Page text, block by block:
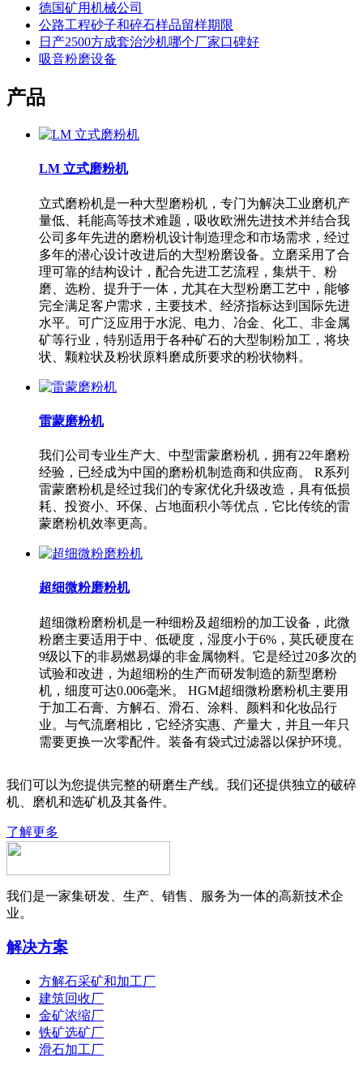
德国矿用机械公司
公路工程砂子和碎石样品留样期限
日产2500方成套治沙机哪个厂家口碑好
吸音粉磨设备
产品
LM 立式磨粉机
立式磨粉机是一种大型磨粉机，专门为解决工业磨机产
量低、耗能高等技术难题，吸收欧洲先进技术并结合我
公司多年先进的磨粉机设计制造理念和市场需求，经过
多年的潜心设计改进后的大型粉磨设备。立磨采用了合
理可靠的结构设计，配合先进工艺流程，集烘干、粉
磨、选粉、提升于一体，尤其在大型粉磨工艺中，能够
完全满足客户需求，主要技术、经济指标达到国际先进
水平。可广泛应用于水泥、电力、冶金、化工、非金属
矿等行业，特别适用于各种矿石的大型制粉加工，将块
状、颗粒状及粉状原料磨成所要求的粉状物料。
雷蒙磨粉机
我们公司专业生产大、中型雷蒙磨粉机，拥有22年磨粉
经验，已经成为中国的磨粉机制造商和供应商。 R系列
雷蒙磨粉机是经过我们的专家优化升级改造，具有低损
耗、投资小、环保、占地面积小等优点，它比传统的雷
蒙磨粉机效率更高。
超细微粉磨粉机
超细微粉磨粉机是一种细粉及超细粉的加工设备，此微
粉磨主要适用于中、低硬度，湿度小于6%，莫氏硬度在
9级以下的非易燃易爆的非金属物料。它是经过20多次的
试验和改进，为超细粉的生产而研发制造的新型磨粉
机，细度可达0.006毫米。 HGM超细微粉磨粉机主要用
于加工石膏、方解石、滑石、涂料、颜料和化妆品行
业。与气流磨相比，它经济实惠、产量大，并且一年只
需要更换一次零配件。装备有袋式过滤器以保护环境。
我们可以为您提供完整的研磨生产线。我们还提供独立的破碎
机、磨机和选矿机及其备件。
了解更多
我们是一家集研发、生产、销售、服务为一体的高新技术企
业。
解决方案
方解石采矿和加工厂
建筑回收厂
金矿浓缩厂
铁矿选矿厂
滑石加工厂